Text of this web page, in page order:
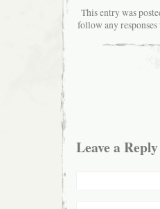
This entry was
follow any
Leave a Reply